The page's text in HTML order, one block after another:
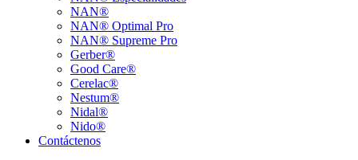
NAN®
NAN® Optimal Pro
NAN® Supreme Pro
Gerber®
Good Care®
Cerelac®
Nestum®
Nidal®
Nido®
Contáctenos